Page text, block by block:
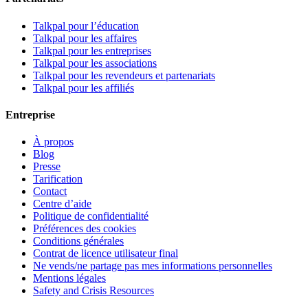
Talkpal pour l’éducation
Talkpal pour les affaires
Talkpal pour les entreprises
Talkpal pour les associations
Talkpal pour les revendeurs et partenariats
Talkpal pour les affiliés
Entreprise
À propos
Blog
Presse
Tarification
Contact
Centre d’aide
Politique de confidentialité
Préférences des cookies
Conditions générales
Contrat de licence utilisateur final
Ne vends/ne partage pas mes informations personnelles
Mentions légales
Safety and Crisis Resources